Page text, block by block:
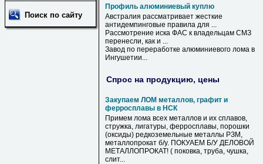
Поиск по сайту
Профиль алюминиевый куплю
Австралия рассматривает жесткие
антидемпинговые правила для ...
Рассмотрение иска ФАС к владельцам СМЗ
перенесли, как и ...
Завод по переработке алюминиевого лома в
Ингушетии...
Спрос на продукцию, цены
Закупаем ЛОМ металлов, графит и
ферросплавы в НСК
Примем лома всех металлов и их сплавов,
стружка, лигатуры, ферросплавы, порошки
(оксиды) редкоземельные металлы РЗМ,
металлопрокат б/у. ПОКУАЕМ Б/У ДЕЛОВОЙ
МЕТАЛЛОПРОКАТ! ( поковка, труба, чушка,
слит...